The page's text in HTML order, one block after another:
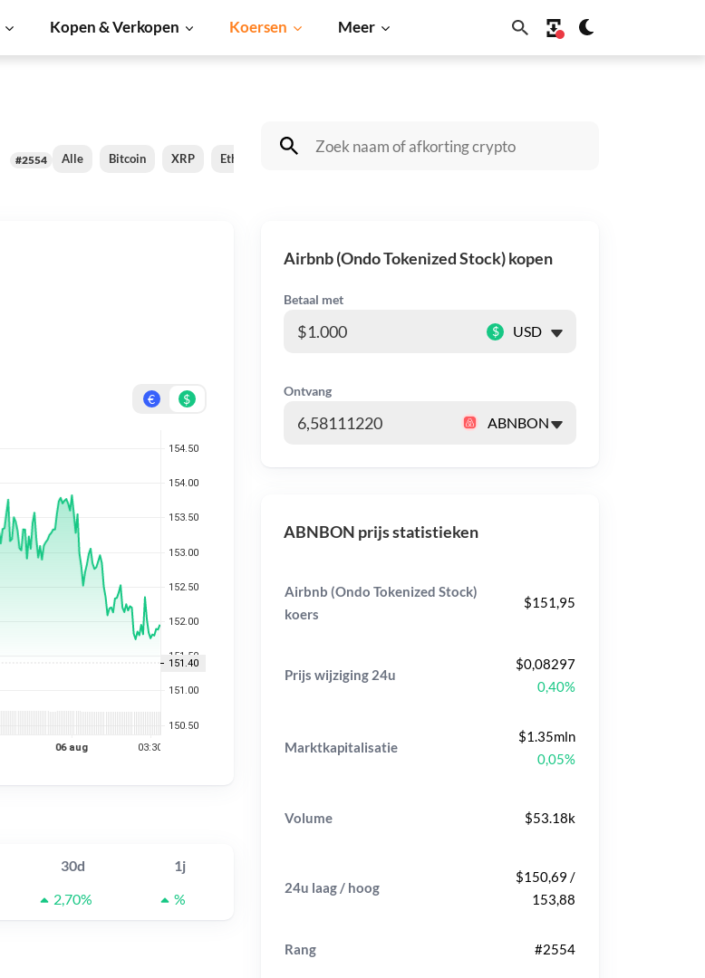
Kopen & Verkopen Koersen Meer
#2554 Alle Bitcoin XRP Ethereum Cardano Dogecoin
€ $
30d
1j
2,70% %
Airbnb (Ondo Tokenized Stock) kopen
Betaal met
$
Ontvang
ABNBON prijs statistieken
Airbnb (Ondo Tokenized Stock)
koers
$151,95
Prijs wijziging 24u
$0,08297
0,40%
Marktkapitalisatie
$1.35mln
0,05%
Volume $53.18k
24u laag / hoog
$150,69 /
153,88
Rang #2554